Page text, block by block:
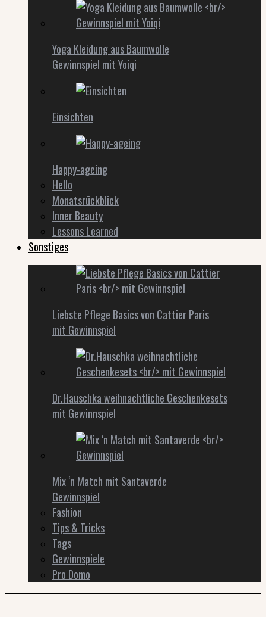
Yoga Kleidung aus Baumwolle
Gewinnspiel mit Yoiqi
Einsichten
Happy-ageing
Hello
Monatsrückblick
Inner Beauty
Lessons Learned
Sonstiges
Liebste Pflege Basics von Cattier Paris
mit Gewinnspiel
Dr.Hauschka weihnachtliche Geschenkesets
mit Gewinnspiel
Mix ‘n Match mit Santaverde
Gewinnspiel
Fashion
Tips & Tricks
Tags
Gewinnspiele
Pro Domo